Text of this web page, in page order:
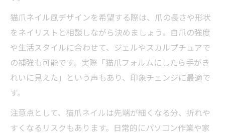
猫爪ネイル風デザインを希望する際は、爪の長さや形状
をネイリストと相談しながら決めましょう。自爪の強度
や生活スタイルに合わせて、ジェルやスカルプチュアで
の補強も可能です。実際「猫爪フォルムにしたら手がき
れいに見えた」という声もあり、印象チェンジに最適で
す。
注意点として、猫爪ネイルは先端が細くなる分、折れや
すくなるリスクもあります。日常的にパソコン作業や家